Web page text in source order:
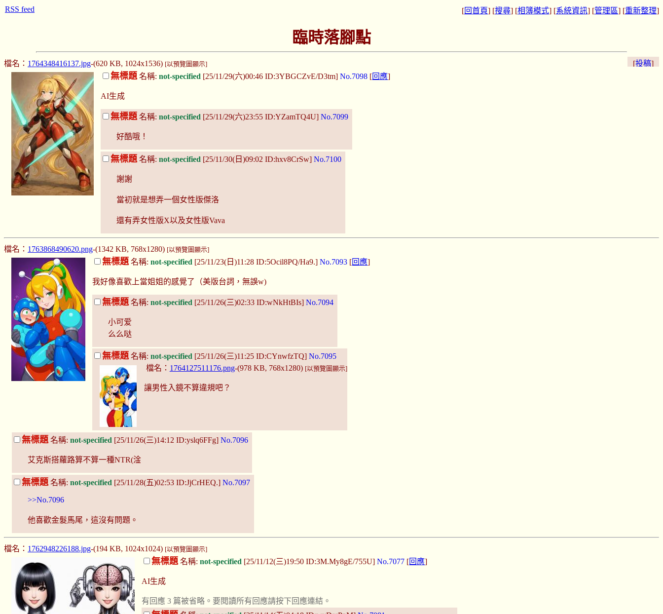
[回首頁] [搜尋] [相簿模式] [系統資訊] [管理區] [重新整理]
臨時落腳點
[投稿]
檔名： 1764348416137.jpg-(620 KB, 1024x1536) [以預覽圖顯示]
無標題 名稱:not-specified [25/11/29(六)00:46 ID:3YBGCZvE/D3tm]No.7098 [回應]
AI生成
無標題 名稱:not-specified [25/11/29(六)23:55 ID:YZamTQ4U]No.7099
好酷哦！
無標題 名稱:not-specified [25/11/30(日)09:02 ID:hxv8CrSw]No.7100
謝謝
當初就是想弄一個女性版傑洛
還有弄女性版X以及女性版Vava
檔名： 1763868490620.png-(1342 KB, 768x1280) [以預覽圖顯示]
無標題 名稱:not-specified [25/11/23(日)11:28 ID:5Ocil8PQ/Ha9.]No.7093 [回應]
我好像喜歡上當姐姐的感覺了（美版台詞，無誤w)
無標題 名稱:not-specified [25/11/26(三)02:33 ID:wNkHtBIs]No.7094
小可爱
么么哒
無標題 名稱:not-specified [25/11/26(三)11:25 ID:CYnwfzTQ]No.7095
檔名： 1764127511176.png-(978 KB, 768x1280) [以預覽圖顯示]
讓男性入鏡不算違規吧？
無標題 名稱: not-specified [25/11/26(三)14:12 ID:yslq6FFg] No.7096
艾克斯搭蘿路算不算一種NTR(淦
無標題 名稱: not-specified [25/11/28(五)02:53 ID:JjCrHEQ.] No.7097
>>No.7096
他喜歡金髮馬尾，這沒有問題。
檔名： 1762948226188.jpg-(194 KB, 1024x1024) [以預覽圖顯示]
無標題 名稱:not-specified [25/11/12(三)19:50 ID:3M.My8gE/755U]No.7077 [回應]
AI生成
有回應 3 篇被省略。要閱讀所有回應請按下回應連結。
RSS feed